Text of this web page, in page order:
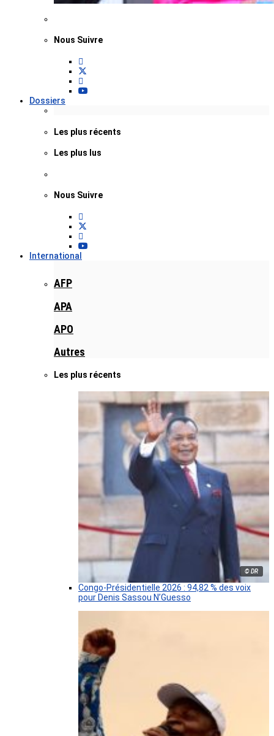
Nous Suivre
Dossiers
Les plus récents
Les plus lus
Nous Suivre
International
AFP
APA
APO
Autres
Les plus récents
© DR
Congo-Présidentielle 2026 : 94,82 % des voix
pour Denis Sassou N’Guesso